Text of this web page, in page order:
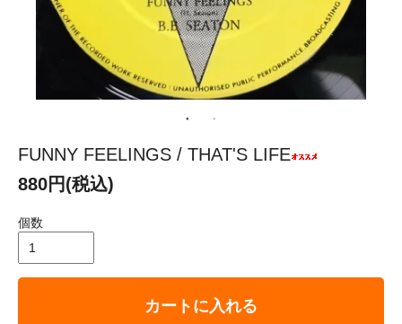
FUNNY FEELINGS / THAT'S LIFE
880円(税込)
個数
カートに入れる